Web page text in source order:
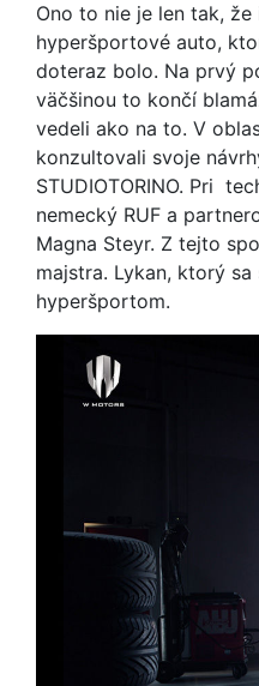
Ono to nie je len tak,
hyperšportové auto,
doteraz bolo. Na prvý
väčšinou to končí
vedeli ako na to. V
konzultovali svoje
STUDIOTORINO. Pri
nemecký RUF a
Magna Steyr. Z tejto
majstra. Lykan, ktorý
hyperšportom.